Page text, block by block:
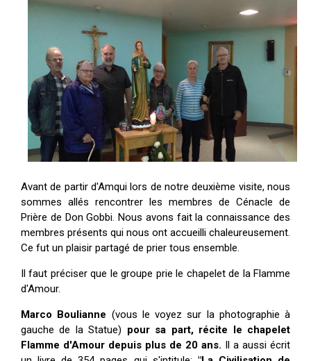
Avant de partir d'Amqui lors de notre deuxième visite, nous
sommes allés rencontrer les membres de Cénacle de
Prière de Don Gobbi. Nous avons fait la connaissance des
membres présents qui nous ont accueilli chaleureusement.
Ce fut un plaisir partagé de prier tous ensemble.
Il faut préciser que le groupe prie le chapelet de la Flamme
d'Amour.
Marco Boulianne (vous le voyez sur la photographie à
gauche de la Statue) pour sa part, récite le chapelet
Flamme d'Amour depuis plus de 20 ans. Il a aussi écrit